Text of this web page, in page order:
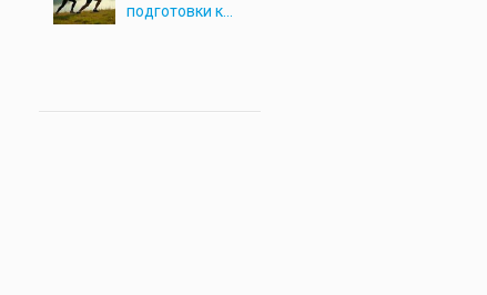
подготовки к